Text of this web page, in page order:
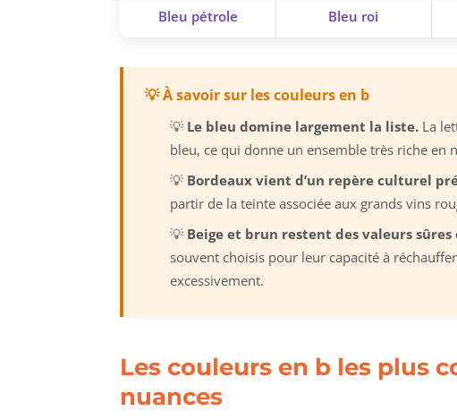
Bleu pétrole Bleu roi
💡 À savoir sur les couleurs en b
💡 Le bleu domine largement la liste. La
bleu, ce qui donne un ensemble très riche en
💡 Bordeaux vient d’un repère culturel
partir de la teinte associée aux grands vins
💡 Beige et brun restent des valeurs
souvent choisis pour leur capacité à
excessivement.
Les couleurs en b les plus
nuances